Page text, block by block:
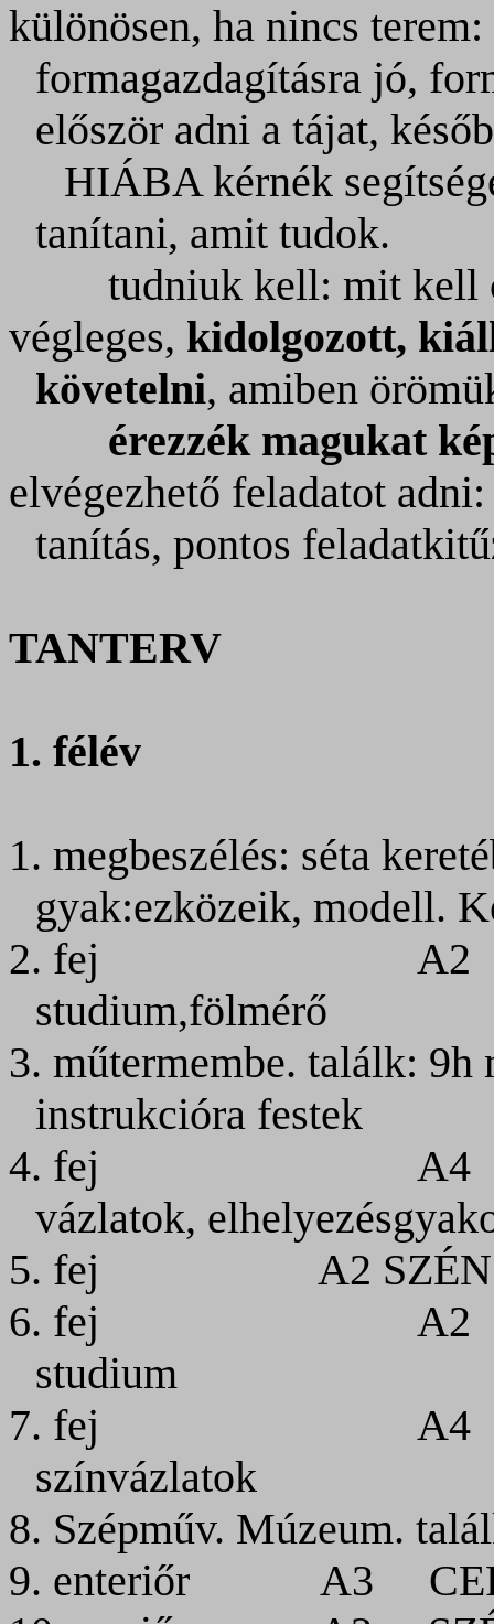
különösen, ha nincs terem:
formagazdagításra jó,
először adni a tájat,
HIÁBA kérnék
tanítani, amit tudok.
tudniuk kell: mit kell
végleges, kidolgozott,
követelni, amiben
érezzék magukat
elvégezhető feladatot
tanítás, pontos
TANTERV
1. félév
1. megbeszélés: séta
gyak:ezközeik, modell.
2. fej
A2
studium,fölmérő
3. műtermembe. találk:
instrukcióra festek
4. fej
A4
vázlatok,
5. fej
A2
6. fej
A2
studium
7. fej
A4
színvázlatok
8. Szépműv. Múzeum.
9. enteriőr
A3